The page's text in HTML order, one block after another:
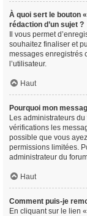
À quoi sert le bouton
rédaction d’un sujet ?
Il vous permet
souhaitez finaliser et
messages enregistrés
l’utilisateur.
Haut
Pourquoi mon
Les administrateurs
vérifications les
possible que vous
permissions limitées.
administrateur du
Haut
Comment puis-je
En cliquant sur le lien